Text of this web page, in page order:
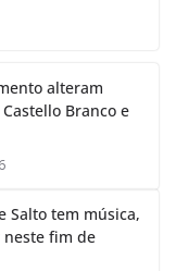
alteram
Branco e
Salto tem música,
fim de